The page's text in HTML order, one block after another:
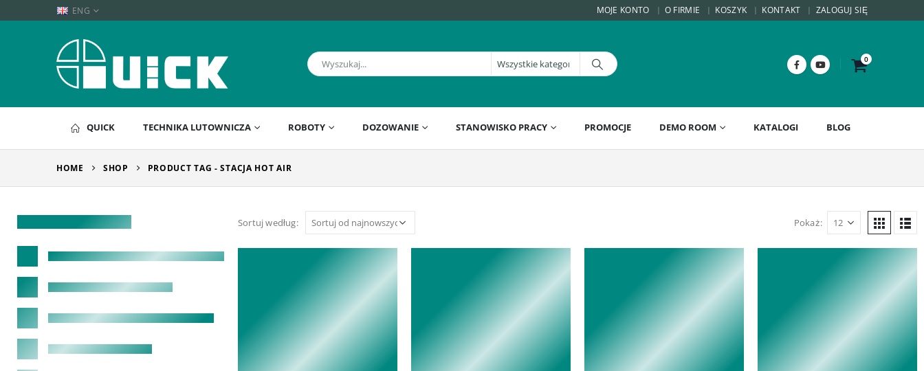
ENG MOJE KONTO O FIRMIE KOSZYK KONTAKT ZALOGUJ SIĘ
0
QUICK TECHNIKA LUTOWNICZA ROBOTY DOZOWANIE STANOWISKO PRACY PROMOCJE DEMO ROOM KATALOGI BLOG
HOME SHOP PRODUCT TAG -STACJA HOT AIR
Sortuj według: Pokaż: